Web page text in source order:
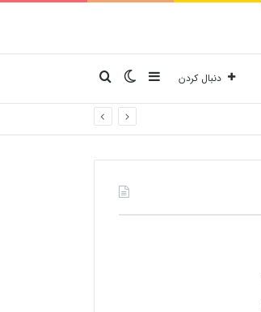
دنبال کردن نوارکناریتغییر پوسته
جستجو برای